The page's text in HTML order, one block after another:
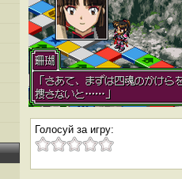
Голосуй за игру: